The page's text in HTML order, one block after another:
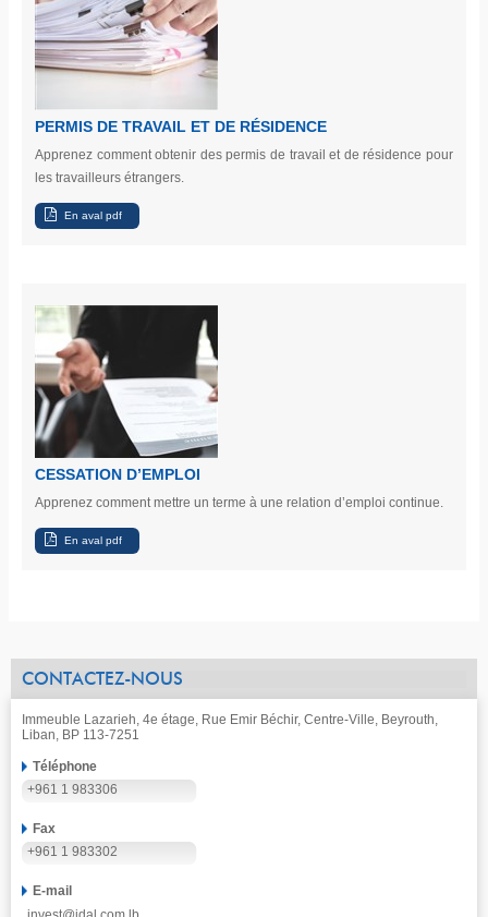
PERMIS DE TRAVAIL ET DE RÉSIDENCE
Apprenez comment obtenir des permis de travail et de résidence pour
les travailleurs étrangers.
CESSATION D’EMPLOI
Apprenez comment mettre un terme à une relation d’emploi continue.
CONTACTEZ-NOUS
Immeuble Lazarieh, 4e étage, Rue Emir Béchir, Centre-Ville, Beyrouth,
Liban, BP 113-7251
Téléphone
+961 1 983306
Fax
+961 1 983302
E-mail